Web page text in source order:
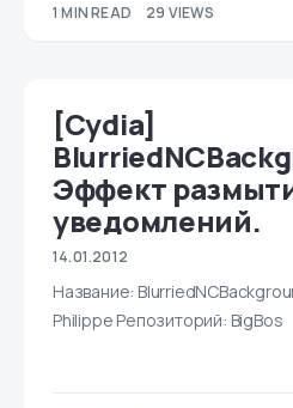
1 MIN READ 29 VIEWS
[Cydia]
Эффект
уведомлений.
14.01.2012
Название:
Philippe Репозиторий: BigBos